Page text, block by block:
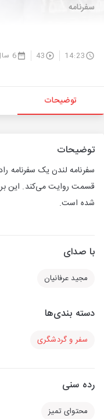
سفرنامه
14:23
43 6 سال پیش
توضیحات
توضیحات
قسمت روایت می‌کند. این
شده است.
با صدای
مجید عرفانیان
دسته بندی‌ها
سفر و گردشگری
رده سنی
محتوای تمیز